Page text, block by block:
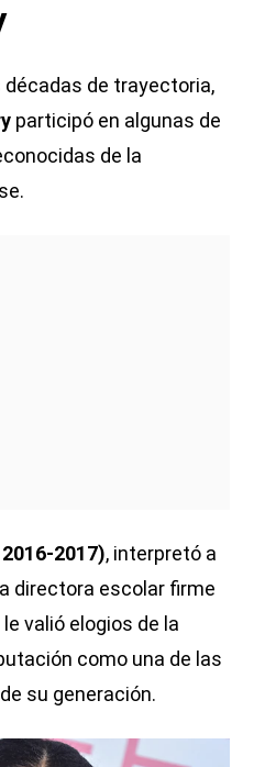
décadas de trayectoria,
participó en algunas de
de la
2016-2017), interpretó a
directora escolar firme
valió elogios de la
como una de las
su generación.